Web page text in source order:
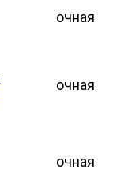
очная
очная
очная